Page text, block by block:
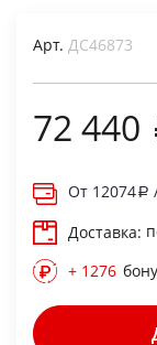
Арт. ДС46873
72 440
От 12074
Доставка:
+ 1276